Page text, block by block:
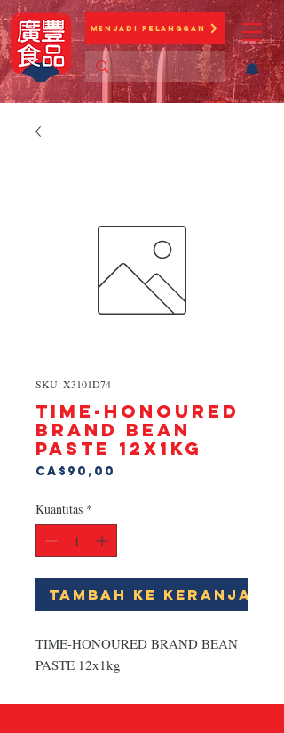
Menjadi Pelanggan
SKU: X3101D74
TIME-HONOURED
BRAND BEAN
PASTE 12x1kg
CA$90,00
Kuantitas *
Tambah ke Keranjang
TIME-HONOURED BRAND BEAN
PASTE 12x1kg